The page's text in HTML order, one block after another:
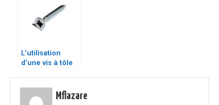
écologique et
durable
L’utilisation
d’une vis à tôle
Mflazare